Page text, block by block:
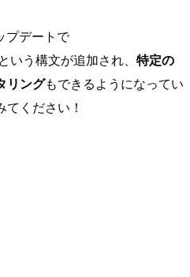
プデートで
という構文が追加され、特定の
リングもできるようになってい
ください！